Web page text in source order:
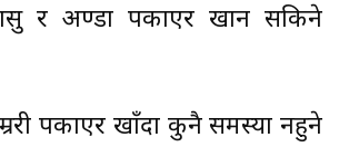
र अण्डा पकाएर खान सकिने
पकाएर खाँदा कुनै समस्या नहुने